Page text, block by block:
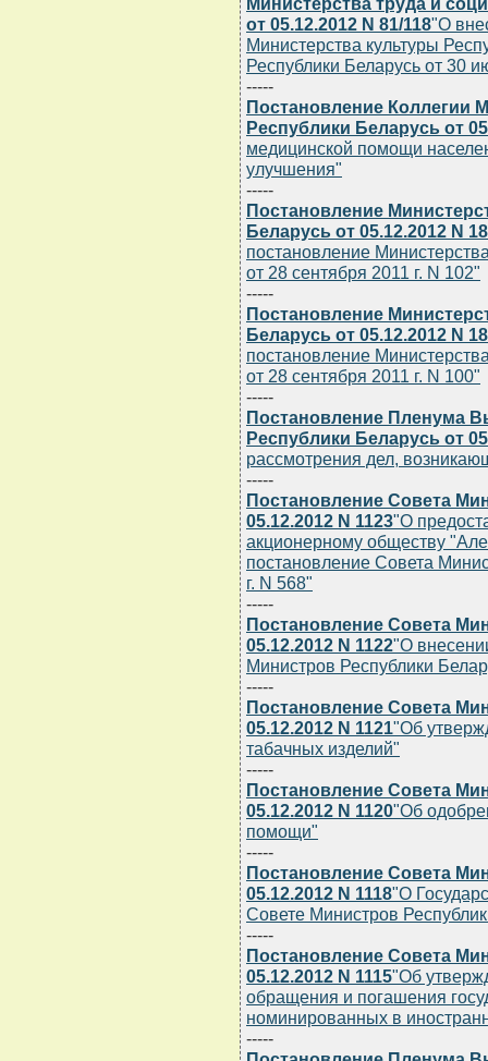
от 05.12.2012 N 81/118"О
Министерства культуры
Республики Беларусь от 30
-----
Постановление Коллегии
Республики Беларусь от
медицинской помощи
улучшения"
-----
Постановление
Беларусь от 05.12.2012 N
постановление
от 28 сентября 2011 г. N 102"
-----
Постановление
Беларусь от 05.12.2012 N
постановление
от 28 сентября 2011 г. N 100"
-----
Постановление Пленума
Республики Беларусь от
рассмотрения дел,
-----
Постановление Совета
05.12.2012 N 1123"О
акционерному обществу
постановление Совета
г. N 568"
-----
Постановление Совета
05.12.2012 N 1122"О
Министров Республики
-----
Постановление Совета
05.12.2012 N 1121"Об
табачных изделий"
-----
Постановление Совета
05.12.2012 N 1120"Об
помощи"
-----
Постановление Совета
05.12.2012 N 1118"О
Совете Министров
-----
Постановление Совета
05.12.2012 N 1115"Об
обращения и погашения
номинированных в
-----